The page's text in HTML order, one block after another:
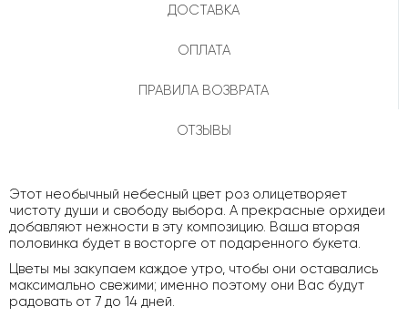
ДОСТАВКА
ОПЛАТА
ПРАВИЛА ВОЗВРАТА
ОТЗЫВЫ
Этот необычный небесный цвет роз олицетворяет
чистоту души и свободу выбора. А прекрасные орхидеи
добавляют нежности в эту композицию. Ваша вторая
половинка будет в восторге от подаренного букета.
Цветы мы закупаем каждое утро, чтобы они оставались
максимально свежими; именно поэтому они Вас будут
радовать от 7 до 14 дней.